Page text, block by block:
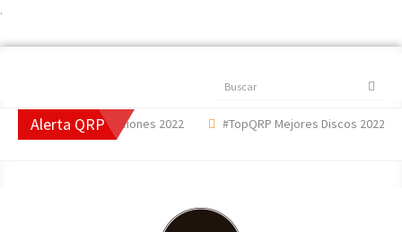
.
Buscar
Alerta QRP
Mejores Canciones 2022 #TopQRP Mejores Discos 2022